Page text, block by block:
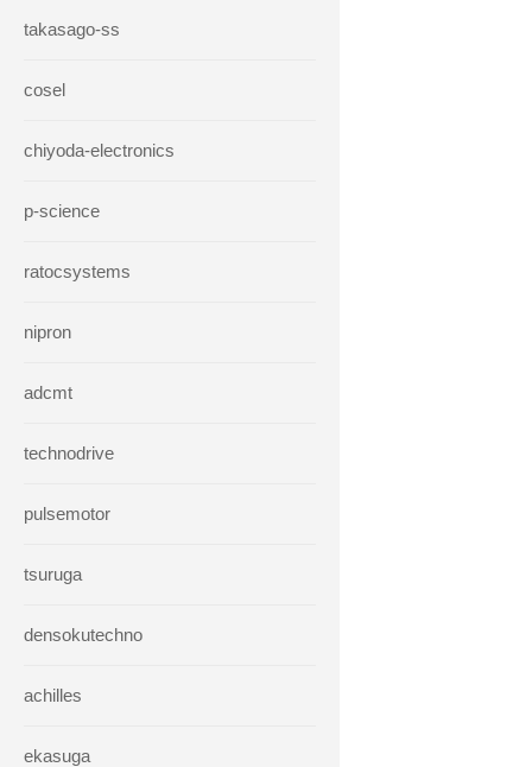
takasago-ss
cosel
chiyoda-electronics
p-science
ratocsystems
nipron
adcmt
technodrive
pulsemotor
tsuruga
densokutechno
achilles
ekasuga